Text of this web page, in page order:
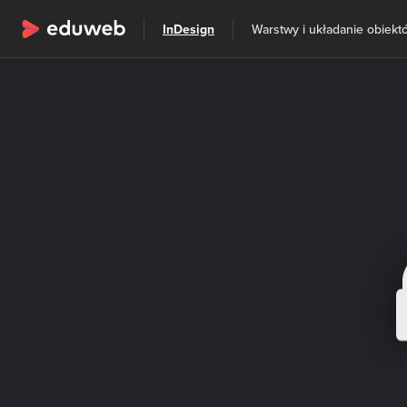
Wszystkie kategorie Szkolenia
InDesign Warstwy i układanie